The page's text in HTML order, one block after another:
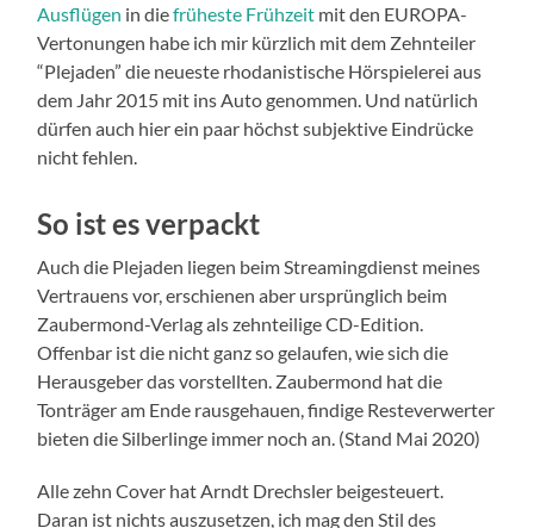
Ausflügen in diefrüheste Frühzeit mit den EUROPA-
Vertonungen habe ich mir kürzlich mit dem Zehnteiler
“Plejaden” die neueste rhodanistische Hörspielerei aus
dem Jahr 2015 mit ins Auto genommen. Und natürlich
dürfen auch hier ein paar höchst subjektive Eindrücke
nicht fehlen.
So ist es verpackt
Auch die Plejaden liegen beim Streamingdienst meines
Vertrauens vor, erschienen aber ursprünglich beim
Zaubermond-Verlag als zehnteilige CD-Edition.
Offenbar ist die nicht ganz so gelaufen, wie sich die
Herausgeber das vorstellten. Zaubermond hat die
Tonträger am Ende rausgehauen, findige Resteverwerter
bieten die Silberlinge immer noch an. (Stand Mai 2020)
Alle zehn Cover hat Arndt Drechsler beigesteuert.
Daran ist nichts auszusetzen, ich mag den Stil des